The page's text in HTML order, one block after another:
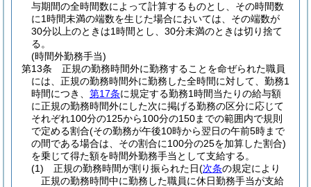
与期間の全時間数によって計算するものとし、その時間数
に1時間未満の端数を生じた場合においては、その端数が
30分以上のときは1時間とし、30分未満のときは切り捨て
る。
(時間外勤務手当)
第13条
正規の勤務時間外に勤務することを命ぜられた職員
には、正規の勤務時間外に勤務した全時間に対して、勤務1
時間につき、 第17条に規定する勤務1時間当たりの給与額
に正規の勤務時間外にした次に掲げる勤務の区分に応じて
それぞれ100分の125から100分の150までの範囲内で規則
で定める割合(その勤務が午後10時から翌日の午前5時まで
の間である場合は、その割合に100分の25を加算した割合)
を乗じて得た額を時間外勤務手当として支給する。
(1)
正規の勤務時間が割り振られた日(次条の規定により
正規の勤務時間中に勤務した職員に休日勤務手当が支給